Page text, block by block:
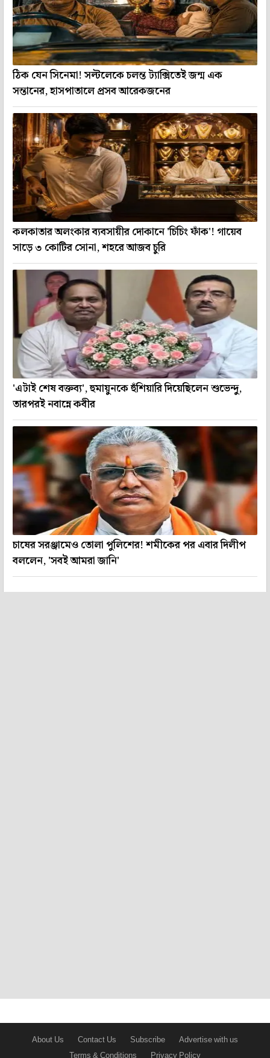
ঠিক যেন সিনেমা! সল্টলেকে চলন্ত ট্যাক্সিতেই জন্ম এক
সন্তানের, হাসপাতালে প্রসব আরেকজনের
কলকাতার অলংকার ব্যবসায়ীর দোকানে 'চিচিং ফাঁক'! গায়েব
সাড়ে ৩ কোটির সোনা, শহরে আজব চুরি
'এটাই শেষ বক্তব্য', হুমায়ুনকে হুঁশিয়ারি দিয়েছিলেন শুভেন্দু,
তারপরই নবান্নে কবীর
চাষের সরঞ্জামেও তোলা পুলিশের! শমীকের পর এবার দিলীপ
বললেন, 'সবই আমরা জানি'
About Us Contact Us Subscribe
Advertise with us
Terms & Conditions
Privacy Policy